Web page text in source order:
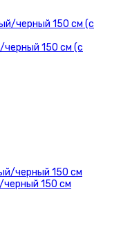
черный 150 см (с
черный 150 см